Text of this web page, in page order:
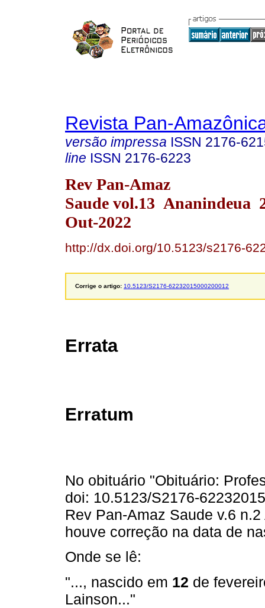
Revista Pan-
versão impressa ISSN 2176-
line ISSN 2176-6223
Rev Pan-Amaz
Saude vol.13 Ananindeua
Out-2022
http://dx.doi.org/10.5123/s2176-
Corrige o artigo: 10.5123/S2176-62232015000200012
Errata
Erratum
No obituário "Obituário:
doi: 10.5123/S2176-
Rev Pan-Amaz Saude v.6
houve correção na data de
Onde se lê:
"..., nascido em 12 de
Lainson..."